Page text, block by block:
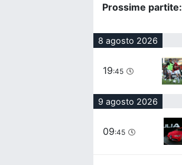
Prossime partite:
8 agosto 2026
19:45
9 agosto 2026
09:45